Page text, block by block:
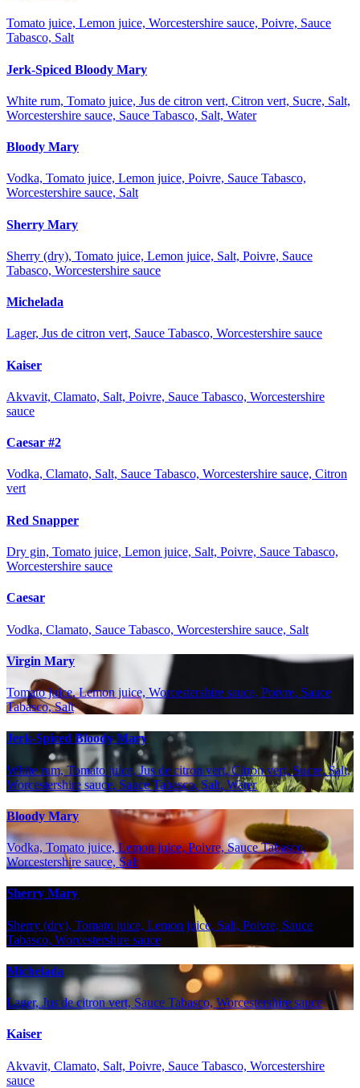
Tomato juice, Lemon juice, Worcestershire sauce, Poivre, Sauce
Tabasco, Salt
Jerk-Spiced Bloody Mary
White rum, Tomato juice, Jus de citron vert, Citron vert, Sucre, Salt,
Worcestershire sauce, Sauce Tabasco, Salt, Water
Bloody Mary
Vodka, Tomato juice, Lemon juice, Poivre, Sauce Tabasco,
Worcestershire sauce, Salt
Sherry Mary
Sherry (dry), Tomato juice, Lemon juice, Salt, Poivre, Sauce
Tabasco, Worcestershire sauce
Michelada
Lager, Jus de citron vert, Sauce Tabasco, Worcestershire sauce
Kaiser
Akvavit, Clamato, Salt, Poivre, Sauce Tabasco, Worcestershire
sauce
Caesar #2
Vodka, Clamato, Salt, Sauce Tabasco, Worcestershire sauce, Citron
vert
Red Snapper
Dry gin, Tomato juice, Lemon juice, Salt, Poivre, Sauce Tabasco,
Worcestershire sauce
Caesar
Vodka, Clamato, Sauce Tabasco, Worcestershire sauce, Salt
Virgin Mary
Tomato juice, Lemon juice, Worcestershire sauce, Poivre, Sauce
Tabasco, Salt
Jerk-Spiced Bloody Mary
White rum, Tomato juice, Jus de citron vert, Citron vert, Sucre, Salt,
Worcestershire sauce, Sauce Tabasco, Salt, Water
Bloody Mary
Vodka, Tomato juice, Lemon juice, Poivre, Sauce Tabasco,
Worcestershire sauce, Salt
Sherry Mary
Sherry (dry), Tomato juice, Lemon juice, Salt, Poivre, Sauce
Tabasco, Worcestershire sauce
Michelada
Lager, Jus de citron vert, Sauce Tabasco, Worcestershire sauce
Kaiser
Akvavit, Clamato, Salt, Poivre, Sauce Tabasco, Worcestershire
sauce